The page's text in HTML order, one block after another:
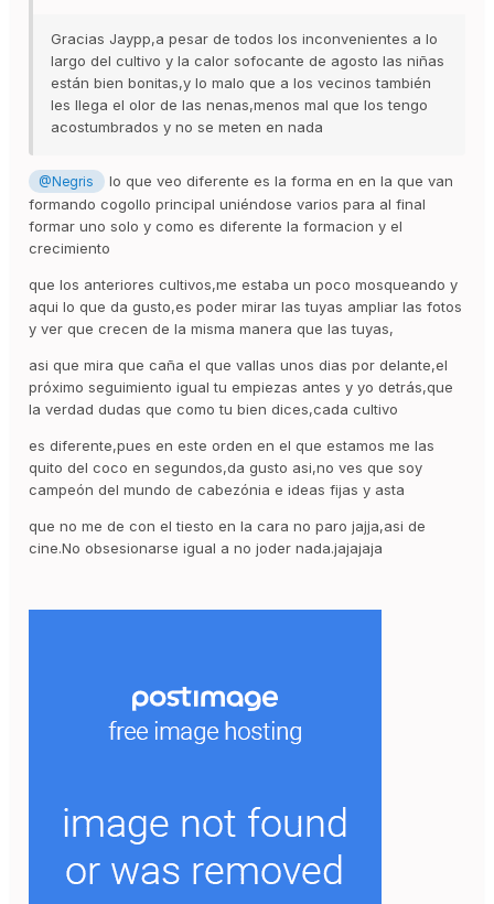
Gracias Jaypp,a pesar de todos los inconvenientes a lo
largo del cultivo y la calor sofocante de agosto las niñas
están bien bonitas,y lo malo que a los vecinos también
les llega el olor de las nenas,menos mal que los tengo
acostumbrados y no se meten en nada
@Negris
lo que veo diferente es la forma en en la que van
formando cogollo principal uniéndose varios para al final
formar uno solo y como es diferente la formacion y el
crecimiento
que los anteriores cultivos,me estaba un poco mosqueando y
aqui lo que da gusto,es poder mirar las tuyas ampliar las fotos
y ver que crecen de la misma manera que las tuyas,
asi que mira que caña el que vallas unos dias por delante,el
próximo seguimiento igual tu empiezas antes y yo detrás,que
la verdad dudas que como tu bien dices,cada cultivo
es diferente,pues en este orden en el que estamos me las
quito del coco en segundos,da gusto asi,no ves que soy
campeón del mundo de cabezónia e ideas fijas y asta
que no me de con el tiesto en la cara no paro jajja,asi de
cine.No obsesionarse igual a no joder nada.jajajaja